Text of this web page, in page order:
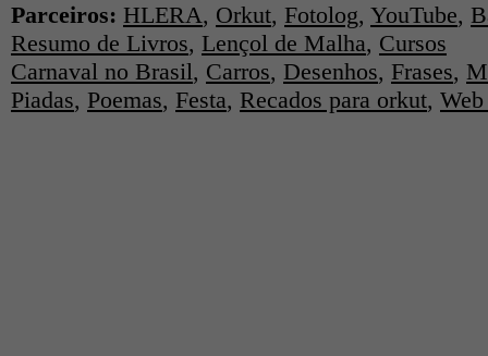
Parceiros: HLERA, Orkut, Fotolog, YouTube,
Resumo de Livros, Lençol de Malha, Cursos
Carnaval no Brasil, Carros, Desenhos, Frases,
Piadas, Poemas, Festa, Recados para orkut,